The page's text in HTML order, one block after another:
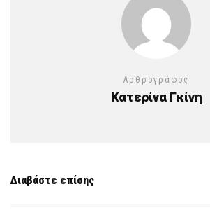
Αρθρογράφος
Κατερίνα Γκίνη
Διαβάστε επίσης